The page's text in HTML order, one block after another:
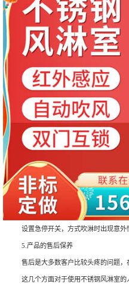
设置急停开关，方式吹淋时出现意外
5.产品的售后保养
售后是大多数客户比较头疼的问题，
这几个方面对于使用不锈钢风淋室的